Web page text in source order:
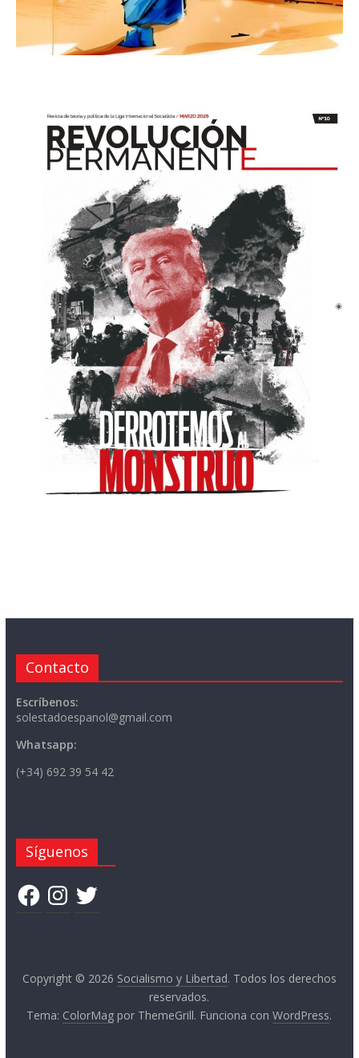
Contacto
Escríbenos:
solestadoespanol@gmail.com
Whatsapp:
(+34) 692 39 54 42
Síguenos
FacebookInstagram
Twitter
Copyright © 2026 Socialismo y Libertad. Todos los derechos
reservados.
Tema: ColorMag por ThemeGrill. Funciona conWordPress.